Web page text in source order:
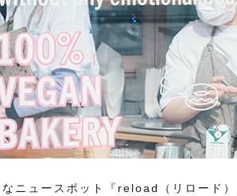
ニュースポット『reload（リロード